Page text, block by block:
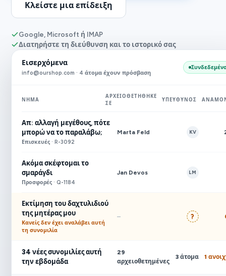
Κλείστε μια επίδειξη
Google, Microsoft ή IMAP
Διατηρήστε τη διεύθυνση και το ιστορικό σας
Εισερχόμενα
info@ourshop.com · 4 άτομα έχουν πρόσβαση
ΝΉΜΑ
ΑΡΧΕΙΟΘΕΤΉΘΗΚΕ
ΣΕ
ΥΠΕΎΘΥΝΟΣ
Απ: αλλαγή μεγέθους, πότε
μπορώ να το παραλάβω;
Επισκευές · R-3092
Marta Feld KV
Ακόμα σκέφτομαι το
σμαράγδι
Προσφορές · Q-1184
Jan Devos LM
Εκτίμηση του δαχτυλιδιού
της μητέρας μου
Κανείς δεν έχει αναλάβει αυτή
τη συνομιλία
– ?
34 νέες συνομιλίες αυτή
την εβδομάδα
29
αρχειοθετημένες
3 άτομα 1